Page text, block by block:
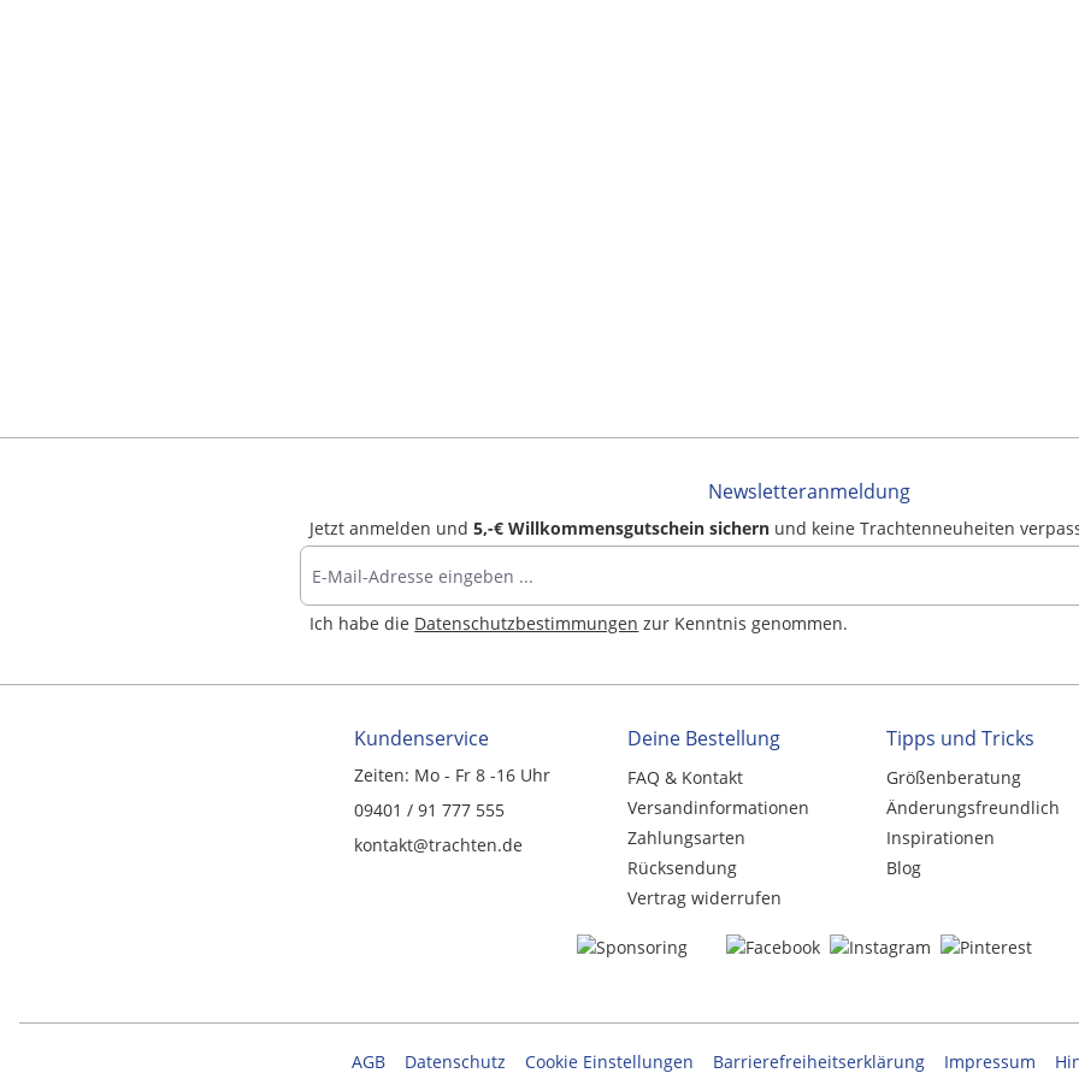
Newsletteranmeldung
Jetzt anmelden und5,-€ Willkommensgutschein sichern und keine Trachtenneuheiten
Ich habe die Datenschutzbestimmungen zur Kenntnis genommen.
Kundenservice
Zeiten: Mo - Fr 8 -16 Uhr
09401 / 91 777 555
kontakt@trachten.de
Deine Bestellung
FAQ & Kontakt
Versandinformationen
Zahlungsarten
Rücksendung
Vertrag widerrufen
Tipps und Tricks
Größenberatung
Änderungsfreundlich
Inspirationen
Blog
AGB Datenschutz Cookie Einstellungen Barrierefreiheitserklärung Impressum